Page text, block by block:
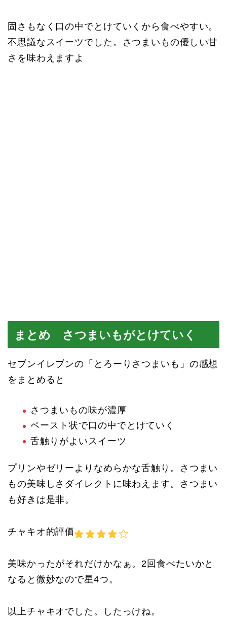
固さもなく口の中でとけていくから食べやすい。
不思議なスイーツでした。さつまいもの優しい甘
さを味わえますよ
まとめ さつまいもがとけていく
セブンイレブンの「とろーりさつまいも」の感想
をまとめると
さつまいもの味が濃厚
ペースト状で口の中でとけていく
舌触りがよいスイーツ
プリンやゼリーよりなめらかな舌触り。さつまい
もの美味しさダイレクトに味わえます。さつまい
も好きは是非。
チャキオ的評価
美味かったがそれだけかなぁ。2回食べたいかと
なると微妙なので星4つ。
以上チャキオでした。したっけね。